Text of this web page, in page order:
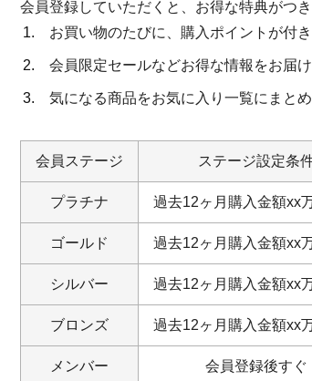
会員登録していただくと、お得な特典がつ
お買い物のたびに、購入ポイントが付き
会員限定セールなどお得な情報をお届け
気になる商品をお気に入り一覧にまとめ
会員ステージ ステージ設定条
プラチナ 過去12ヶ月購入金額xx
ゴールド 過去12ヶ月購入金額xx
シルバー 過去12ヶ月購入金額xx
ブロンズ 過去12ヶ月購入金額xx
メンバー 会員登録後すぐ